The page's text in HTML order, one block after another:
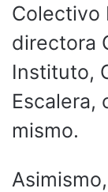
Colectivo
directora
Instituto,
Escalera,
mismo.